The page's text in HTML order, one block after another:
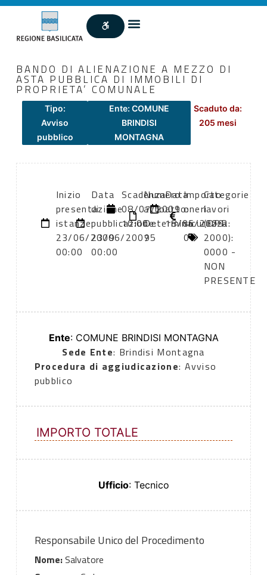
BANDO DI ALIENAZIONE A MEZZO DI
ASTA PUBBLICA DI IMMOBILI DI
PROPRIETA’ COMUNALE
Tipo:
Avviso
pubblico
Ente: COMUNE
BRINDISI
MONTAGNA
Scaduto da:
205 mesi
Inizio
presentazione
istanze:
23/06/2009
00:00
Data
di
pubblicazione:
23/06/2009
00:00
Scadenza:
08/07/2009
10:00
Numero
atto:
Determina
75
Data
atto:
18/06/2009
Importo
oneri
sicurezza:
0
Categorie
lavori
(DPR
2000):
0000 -
NON
PRESENTE
Ente: COMUNE BRINDISI MONTAGNA
Sede Ente: Brindisi Montagna
Procedura di aggiudicazione: Avviso
pubblico
IMPORTO TOTALE
Ufficio: Tecnico
Responsabile Unico del Procedimento
Nome:Salvatore